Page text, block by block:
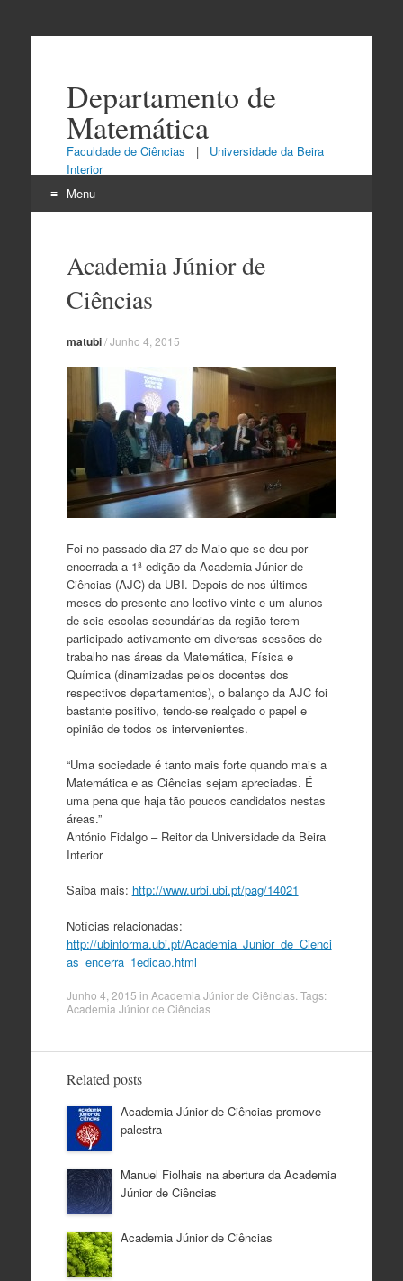
Departamento de
Matemática
Faculdade de Ciências |
Universidade da Beira
Interior
Menu
contentAcademia Júnior de
Ciências
matubi/Junho 4, 2015
Foi no passado dia 27 de Maio que se deu por
encerrada a 1ª edição da Academia Júnior de
Ciências (AJC) da UBI. Depois de nos últimos
meses do presente ano lectivo vinte e um alunos
de seis escolas secundárias da região terem
participado activamente em diversas sessões de
trabalho nas áreas da Matemática, Física e
Química (dinamizadas pelos docentes dos
respectivos departamentos), o balanço da AJC foi
bastante positivo, tendo-se realçado o papel e
opinião de todos os intervenientes.
“Uma sociedade é tanto mais forte quando mais a
Matemática e as Ciências sejam apreciadas. É
uma pena que haja tão poucos candidatos nestas
áreas.”
António Fidalgo – Reitor da Universidade da Beira
Interior
Saiba mais: http://www.urbi.ubi.pt/pag/14021
Notícias relacionadas:
http://ubinforma.ubi.pt/Academia_Junior_de_Cienci
as_encerra_1edicao.html
Junho 4, 2015 in Academia Júnior de Ciências. Tags:
Academia Júnior de Ciências
Related posts
Academia Júnior de Ciências promove
palestra
Manuel Fiolhais na abertura da Academia
Júnior de Ciências
Academia Júnior de Ciências